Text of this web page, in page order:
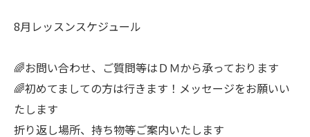
8月レッスンスケジュール
🌈お問い合わせ、ご質問等はＤＭから承っております
🌈初めてましての方は行きます！メッセージをお願いい
たします
折り返し場所、持ち物等ご案内いたします